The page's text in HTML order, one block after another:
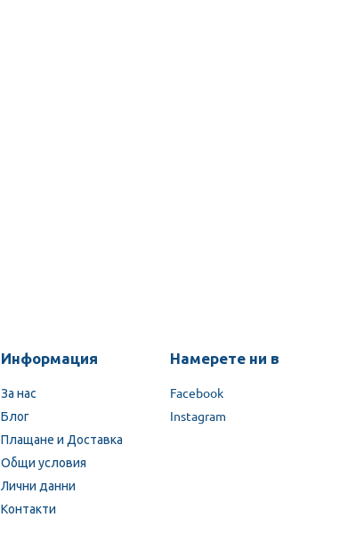
Информация
За нас
Блог
Плащане и Доставка
Общи условия
Лични данни
Контакти
Намерете ни в
Facebook
Instagram